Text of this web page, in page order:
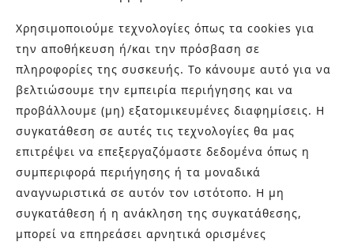
Χρησιμοποιούμε τεχνολογίες όπως τα cookies για
την αποθήκευση ή/και την πρόσβαση σε
πληροφορίες της συσκευής. Το κάνουμε αυτό για να
βελτιώσουμε την εμπειρία περιήγησης και να
προβάλλουμε (μη) εξατομικευμένες διαφημίσεις. Η
συγκατάθεση σε αυτές τις τεχνολογίες θα μας
επιτρέψει να επεξεργαζόμαστε δεδομένα όπως η
συμπεριφορά περιήγησης ή τα μοναδικά
αναγνωριστικά σε αυτόν τον ιστότοπο. Η μη
συγκατάθεση ή η ανάκληση της συγκατάθεσης,
μπορεί να επηρεάσει αρνητικά ορισμένες
PURA COLOR
REMO BLACK
MATT